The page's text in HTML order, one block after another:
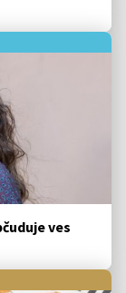
ves